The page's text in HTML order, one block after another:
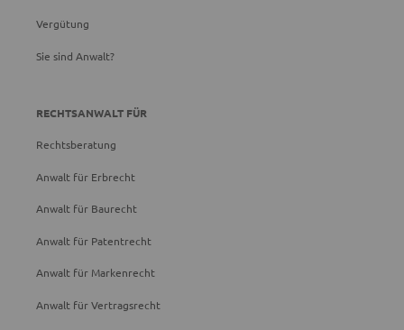
Vergütung
Sie sind Anwalt?
RECHTSANWALT FÜR
Rechtsberatung
Anwalt für Erbrecht
Anwalt für Baurecht
Anwalt für Patentrecht
Anwalt für Markenrecht
Anwalt für Vertragsrecht